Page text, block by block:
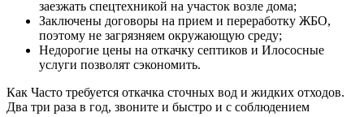
заезжать спецтехникой на участок возле дома;
Заключены договоры на прием и переработку ЖБО,
поэтому не загрязняем окружающую среду;
Недорогие цены на откачку септиков и Илососные
услуги позволят сэкономить.
Как Часто требуется откачка сточных вод и жидких отходов.
Два три раза в год, звоните и быстро и с соблюдением